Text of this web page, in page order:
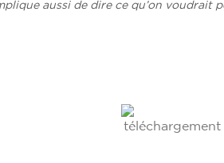
aussi de dire ce qu’on voudrait